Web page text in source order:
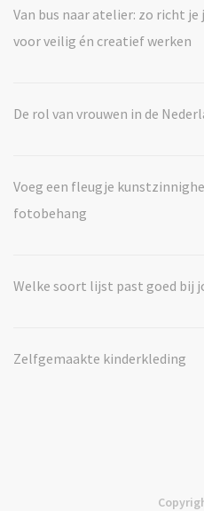
Van bus naar atelier: zo richt
voor veilig én creatief werken
De rol van vrouwen in de
Voeg een fleugje
fotobehang
Welke soort lijst past goed bij
Zelfgemaakte kinderkleding